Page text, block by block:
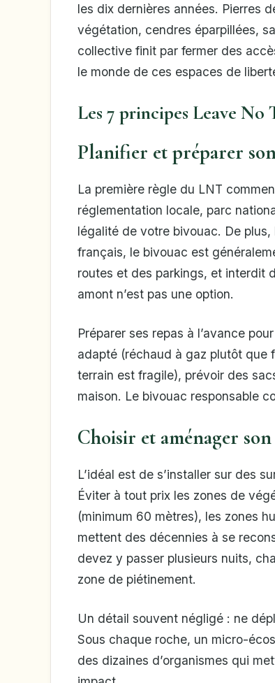
les dix dernières années. Pierres
végétation, cendres éparpillées,
collective finit par fermer des
le monde de ces espaces de
Les 7 principes Leave No
Planifier et préparer
La première règle du LNT
réglementation locale, parc
légalité de votre bivouac. De
français, le bivouac est
routes et des parkings, et interdit
amont n’est pas une option.
Préparer ses repas à l’avance
adapté (réchaud à gaz plutôt que
terrain est fragile), prévoir des
maison. Le bivouac responsable
Choisir et aménager
L’idéal est de s’installer sur des
Éviter à tout prix les zones de
(minimum 60 mètres), les zones
mettent des décennies à se
devez y passer plusieurs nuits,
zone de piétinement.
Un détail souvent négligé : ne
Sous chaque roche, un micro-
des dizaines d’organismes qui